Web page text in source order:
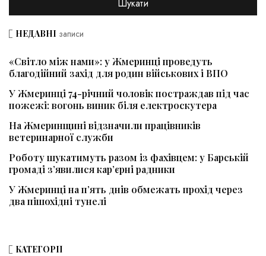
НЕДАВНІ записи
«Світло між нами»: у Жмеринці проведуть
благодійний захід для родин військових і ВПО
У Жмеринці 74-річний чоловік постраждав під час
пожежі: вогонь виник біля електроскутера
На Жмеринщині відзначили працівників
ветеринарної служби
Роботу шукатимуть разом із фахівцем: у Барській
громаді з’явилися кар’єрні радники
У Жмеринці на п’ять днів обмежать прохід через
два пішохідні тунелі
КАТЕГОРІЇ